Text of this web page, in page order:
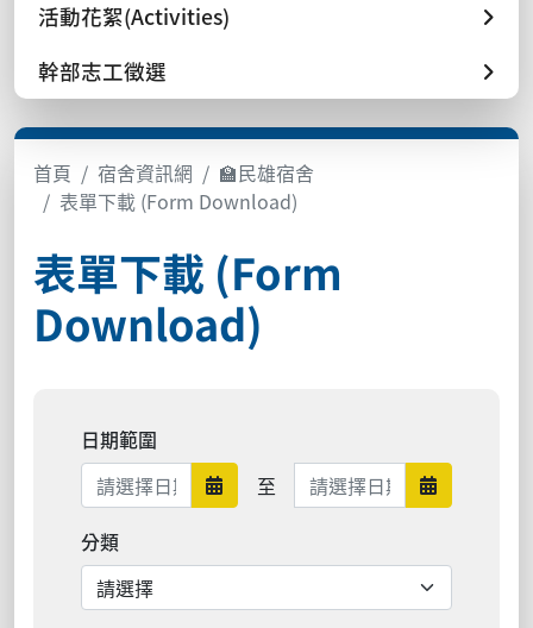
活動花絮(Activities)
幹部志工徵選
首頁 宿舍資訊網
🏫民雄宿舍
表單下載 (Form Download)
表單下載 (Form
Download)
日期範圍
日期範圍開始
至 日期範圍結束 日期範圍
分類